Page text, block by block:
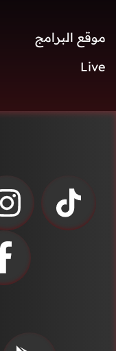
موقع البرامج
Live